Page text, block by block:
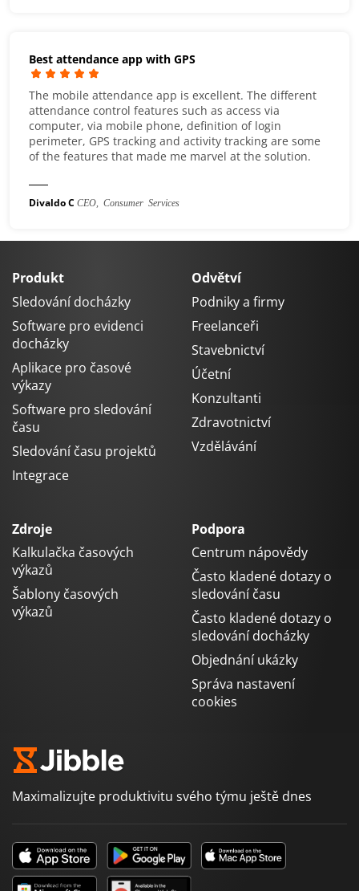
Best attendance app with GPS
The mobile attendance app is excellent. The different
attendance control features such as access via
computer, via mobile phone, definition of login
perimeter, GPS tracking and activity tracking are some
of the features that made me marvel at the solution.
Divaldo C CEO, Consumer Services
Produkt
Sledování docházky
Software pro evidenci
docházky
Aplikace pro časové
výkazy
Software pro sledování
času
Sledování času projektů
Integrace
Odvětví
Podniky a firmy
Freelanceři
Stavebnictví
Účetní
Konzultanti
Zdravotnictví
Vzdělávání
Zdroje
Kalkulačka časových
výkazů
Šablony časových
výkazů
Podpora
Centrum nápovědy
Často kladené dotazy o
sledování času
Často kladené dotazy o
sledování docházky
Objednání ukázky
Správa nastavení
cookies
Maximalizujte produktivitu svého týmu ještě dnes